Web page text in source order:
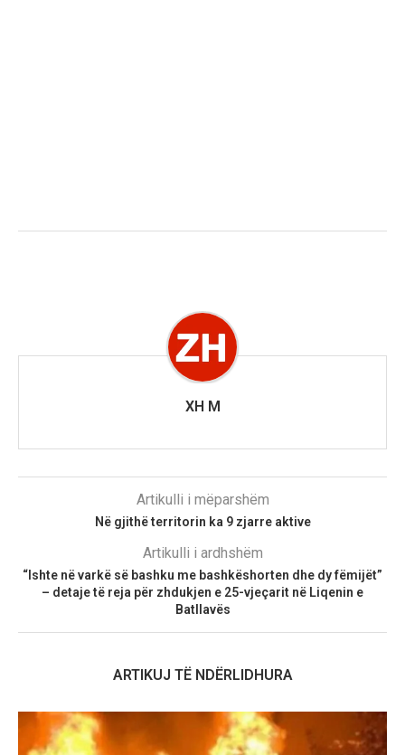
XH M
Artikulli i mëparshëm
Në gjithë territorin ka 9 zjarre aktive
Artikulli i ardhshëm
“Ishte në varkë së bashku me bashkëshorten dhe dy fëmijët”
– detaje të reja për zhdukjen e 25-vjeçarit në Liqenin e
Batllavës
ARTIKUJ TË NDËRLIDHURA